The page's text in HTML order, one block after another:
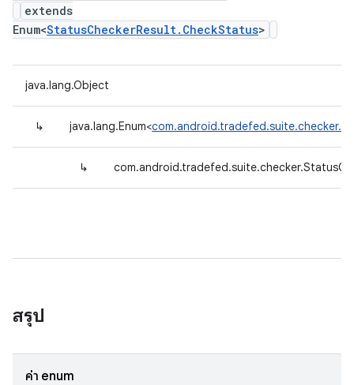
extends
Enum<StatusCheckerResult.CheckStatus>
java.lang.Object
↳ java.lang.Enum<
↳
สรุป
ค่า enum